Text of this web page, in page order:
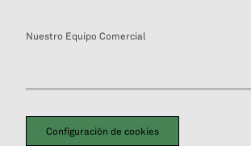
Nuestro Equipo Comercial
Configuración de cookies